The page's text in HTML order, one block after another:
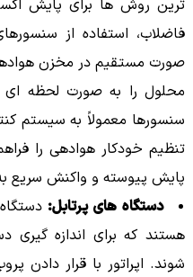
ترین روش ها برای پایش
فاضلاب، استفاده از
صورت مستقیم در مخزن
محلول را به صورت لحظه
سنسورها معمولاً به سیستم
تنظیم خودکار هوادهی را
پایش پیوسته و واکنش سریع
دستگاه های پرتابل:
هستند که برای اندازه
شوند. اپراتور با قرار دادن